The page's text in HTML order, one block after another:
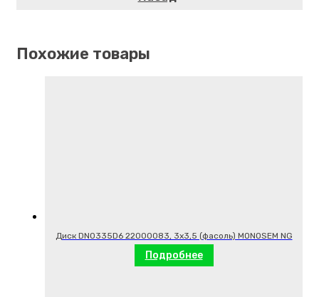
Похожие товары
Диск DN0335D6 22000083, 3х3,5 (фасоль) MONOSEM NG
Подробнее